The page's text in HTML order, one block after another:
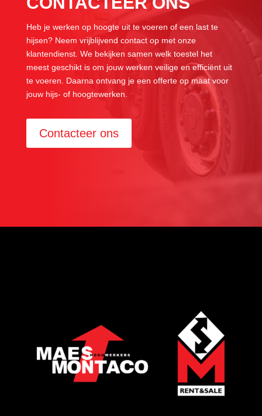
Heb je werken op hoogte uit te voeren of een last te
hijsen? Neem vrijblijvend contact op met onze
klantendienst. We bekijken samen welk toestel het
meest geschikt is om jouw werken veilige en efficiënt uit
te voeren. Daarna ontvang je een offerte op maat voor
jouw hijs- of hoogtewerken.
Contacteer ons